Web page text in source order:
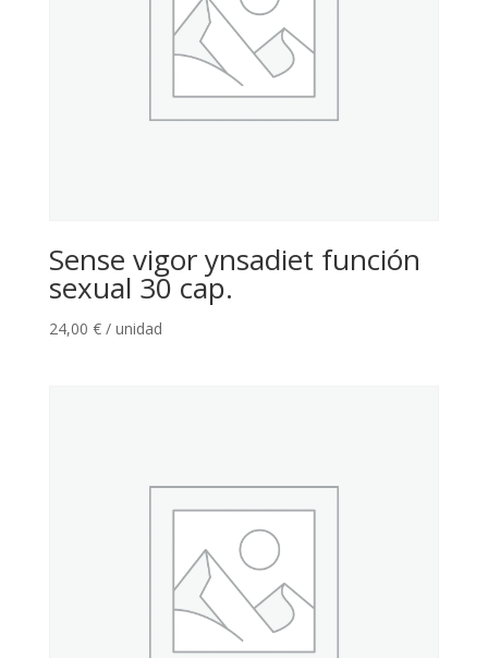
Sense vigor ynsadiet función
sexual 30 cap.
24,00 € / unidad